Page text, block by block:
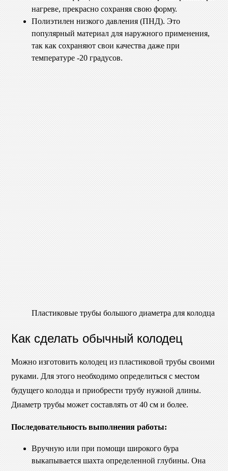
нагреве, прекрасно сохраняя свою форму.
Полиэтилен низкого давления (ПНД). Это
популярный материал для наружного применения,
так как сохраняют свои качества даже при
температуре -20 градусов.
Пластиковые трубы большого диаметра для колодца
Как сделать обычный колодец
Можно изготовить колодец из пластиковой трубы своими
руками. Для этого необходимо определиться с местом
будущего колодца и приобрести трубу нужной длины.
Диаметр трубы может составлять от 40 см и более.
Последовательность выполнения работы:
Вручную или при помощи широкого бура
выкапывается шахта определенной глубины. Она